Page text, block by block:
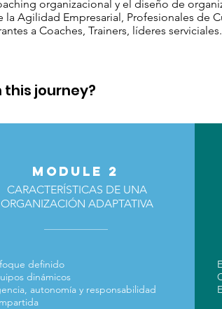
journey?
organizacional y el diseño de
Agilidad Empresarial, Profesionales de
a Coaches, Trainers, líderes serviciales.
MODULE 2
CARACTERÍSTICAS DE UNA
ORGANIZACIÓN ADAPTATIVA
definido
dinámicos
autonomía y responsabilidad